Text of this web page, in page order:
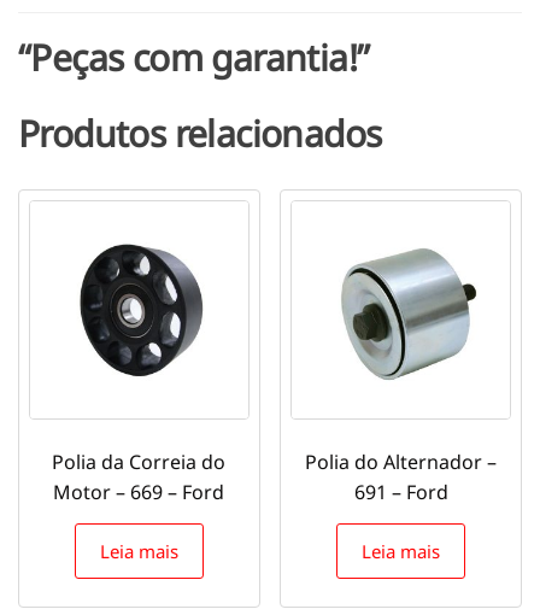
“Peças com garantia!”
Produtos relacionados
Polia da Correia do
Motor – 669 – Ford
Leia mais
Polia do Alternador –
691 – Ford
Leia mais